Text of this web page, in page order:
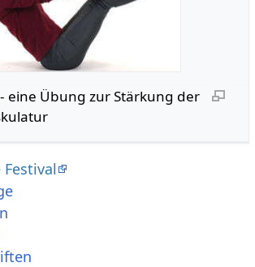
- eine Übung zur Stärkung der